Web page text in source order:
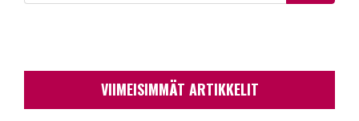
VIIMEISIMMÄT ARTIKKELIT